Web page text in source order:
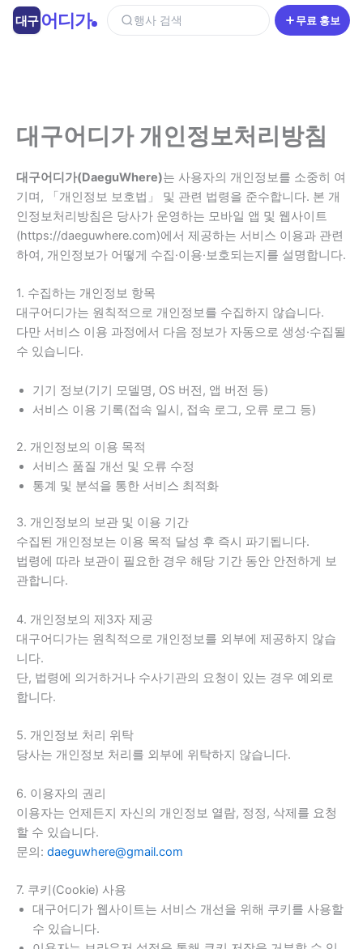
대구어디가 개인정보처리방침
대구어디가(DaeguWhere)는 사용자의 개인정보를 소중히 여
기며, 「개인정보 보호법」 및 관련 법령을 준수합니다. 본 개
인정보처리방침은 당사가 운영하는 모바일 앱 및 웹사이트
(https://daeguwhere.com)에서 제공하는 서비스 이용과 관련
하여, 개인정보가 어떻게 수집·이용·보호되는지를 설명합니다.
1. 수집하는 개인정보 항목
대구어디가는 원칙적으로 개인정보를 수집하지 않습니다.
다만 서비스 이용 과정에서 다음 정보가 자동으로 생성·수집될
수 있습니다.
기기 정보(기기 모델명, OS 버전, 앱 버전 등)
서비스 이용 기록(접속 일시, 접속 로그, 오류 로그 등)
2. 개인정보의 이용 목적
서비스 품질 개선 및 오류 수정
통계 및 분석을 통한 서비스 최적화
3. 개인정보의 보관 및 이용 기간
수집된 개인정보는 이용 목적 달성 후 즉시 파기됩니다.
법령에 따라 보관이 필요한 경우 해당 기간 동안 안전하게 보
관합니다.
4. 개인정보의 제3자 제공
대구어디가는 원칙적으로 개인정보를 외부에 제공하지 않습
니다.
단, 법령에 의거하거나 수사기관의 요청이 있는 경우 예외로
합니다.
5. 개인정보 처리 위탁
당사는 개인정보 처리를 외부에 위탁하지 않습니다.
6. 이용자의 권리
이용자는 언제든지 자신의 개인정보 열람, 정정, 삭제를 요청
할 수 있습니다.
문의: daeguwhere@gmail.com
7. 쿠키(Cookie) 사용
대구어디가 웹사이트는 서비스 개선을 위해 쿠키를 사용할
수 있습니다.
대구 어디가 행사 검색 무료 홍보